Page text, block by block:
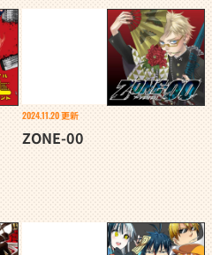
2024.11.20更新
ZONE-00